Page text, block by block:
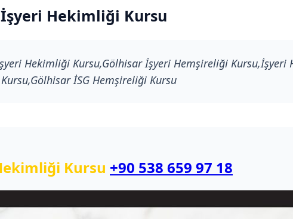
Hekimliği Kursu
Hekimliği Kursu,Gölhisar İşyeri Hemşireliği
İSG Hemşireliği Kursu
Kursu +90 538 659 97 18